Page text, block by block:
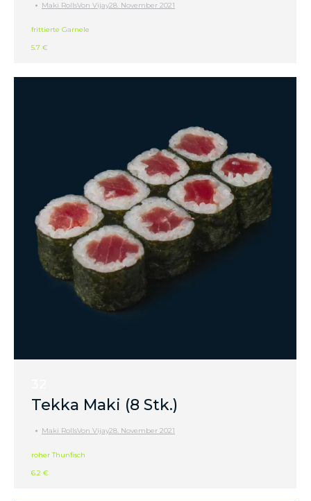
Maki RollsVon Vijay28. November 2021
frittierte Garnele
5.7 €
Tekka Maki (8 Stk.)
Maki RollsVon Vijay28. November 2021
roher Thunfisch
6.2 €